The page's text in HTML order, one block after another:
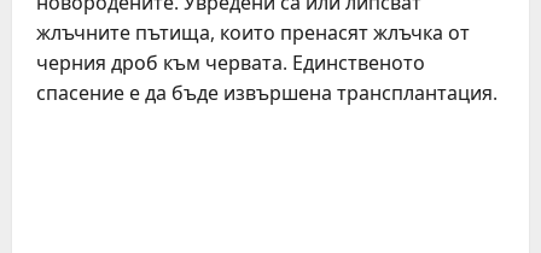
жлъчните пътища, които пренасят жлъчка от
черния дроб към червата. Единственото
спасение е да бъде извършена трансплантация.